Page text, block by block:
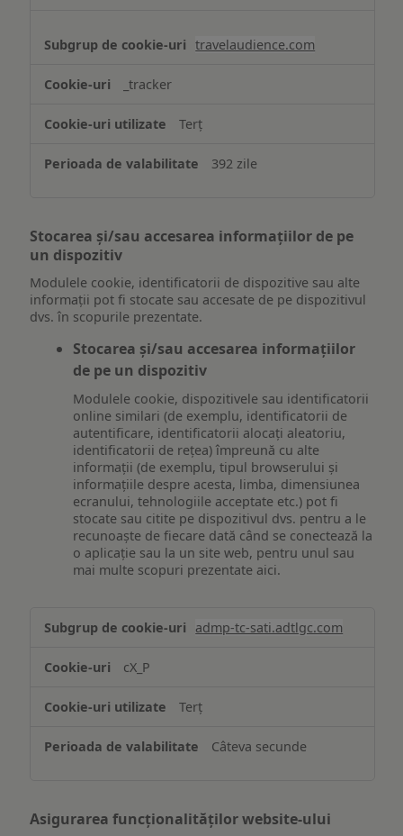
travelaudience.com
_tracker
Terț
392 zile
Stocarea și/sau accesarea informațiilor de pe
un dispozitiv
Modulele cookie, identificatorii de dispozitive sau alte
informații pot fi stocate sau accesate de pe dispozitivul
dvs. în scopurile prezentate.
Stocarea și/sau accesarea informațiilor
de pe un dispozitiv
Modulele cookie, dispozitivele sau identificatorii
online similari (de exemplu, identificatorii de
autentificare, identificatorii alocați aleatoriu,
identificatorii de rețea) împreună cu alte
informații (de exemplu, tipul browserului și
informațiile despre acesta, limba, dimensiunea
ecranului, tehnologiile acceptate etc.) pot fi
stocate sau citite pe dispozitivul dvs. pentru a le
recunoaște de fiecare dată când se conectează la
o aplicație sau la un site web, pentru unul sau
mai multe scopuri prezentate aici.
și/sau
informațiilor
pe
dispozitiv
admp-tc-sati.adtlgc.com
cX_P
Terț
Câteva secunde
Asigurarea funcționalităților website-ului